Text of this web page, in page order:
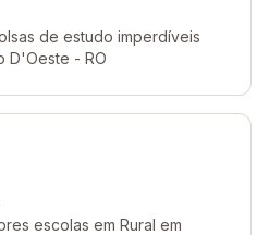
de estudo imperdíveis
D'Oeste - RO
escolas em Rural em